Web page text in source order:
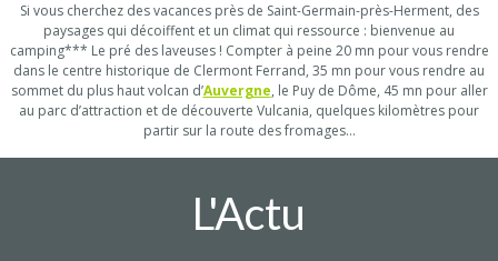
Si vous cherchez des vacances près de Saint-Germain-près-Herment, des
paysages qui décoiffent et un climat qui ressource : bienvenue au
camping*** Le pré des laveuses ! Compter à peine 20 mn pour vous rendre
dans le centre historique de Clermont Ferrand, 35 mn pour vous rendre au
sommet du plus haut volcan d’Auvergne, le Puy de Dôme, 45 mn pour aller
au parc d’attraction et de découverte Vulcania, quelques kilomètres pour
partir sur la route des fromages…
L'Actu